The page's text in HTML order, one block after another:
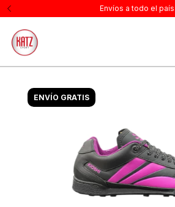
Envíos a todo el país
ENVÍO GRATIS